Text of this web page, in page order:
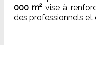
000 m²vise à
des professionnels et